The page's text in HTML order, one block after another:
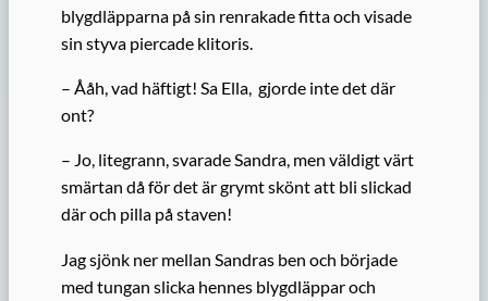
blygdläpparna på sin renrakade fitta och visade
sin styva piercade klitoris.
– Ååh, vad häftigt! Sa Ella, gjorde inte det där
ont?
– Jo, litegrann, svarade Sandra, men väldigt värt
smärtan då för det är grymt skönt att bli slickad
där och pilla på staven!
Jag sjönk ner mellan Sandras ben och började
med tungan slicka hennes blygdläppar och